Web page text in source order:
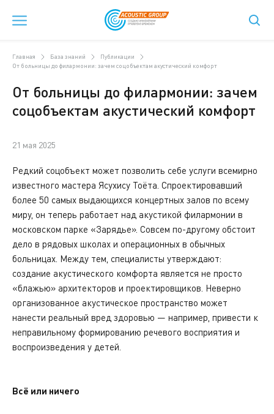
Главная База знаний
Публикации
От больницы до филармонии: зачем соцобъектам акустический комфорт
От больницы до филармонии: зачем
соцобъектам акустический комфорт
21 мая 2025
Редкий соцобъект может позволить себе услуги всемирно
известного мастера Ясухису Тоёта. Спроектировавший
более 50 самых выдающихся концертных залов по всему
миру, он теперь работает над акустикой филармонии в
московском парке «Зарядье». Совсем по-другому обстоит
дело в рядовых школах и операционных в обычных
больницах. Между тем, специалисты утверждают:
создание акустического комфорта является не просто
«блажью» архитекторов и проектировщиков. Неверно
организованное акустическое пространство может
нанести реальный вред здоровью — например, привести к
неправильному формированию речевого восприятия и
воспроизведения у детей.
Всё или ничего